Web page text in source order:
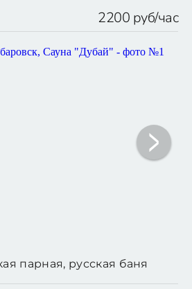
2200 руб/час
парная, русская баня